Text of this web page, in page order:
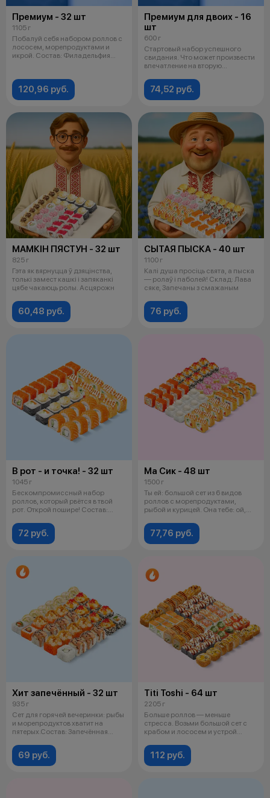
Премиум - 32 шт
1105 г
Побалуй себя набором роллов с
лососем, морепродуктами и
икрой. Состав: Филадельфия
120,96 руб.
Премиум для двоих - 16
шт
600 г
Стартовый набор успешного
свидания. Что может произвести
впечатление на вторую
74,52 руб.
МАМКIН ПЯСТУН - 32 шт
825 г
Гэта як вярнуцца ў дзяцінства,
толькі замест кашкі і запяканкі
цябе чакаюць ролы. Асцярожн
60,48 руб.
СЫТАЯ ПЫСКА - 40 шт
1100 г
Калі душа просіць свята, а пыска
— ролаў і паболей! Склад: Лава
сяке, Запечаны з смажаным
76 руб.
В рот - и точка! - 32 шт
1045 г
Бескомпромиссный набор
роллов, который рвётся в твой
рот. Открой пошире! Состав:
72 руб.
Ма Сик - 48 шт
1500 г
Ты ей: большой сет из 6 видов
роллов с морепродуктами,
рыбой и курицей. Она тебе: ой,
77,76 руб.
Хит запечённый - 32 шт
935 г
Сет для горячей вечеринки: рыбы
и морепродуктов хватит на
пятерых.Состав: Запечённая
69 руб.
Titi Toshi - 64 шт
2205 г
Больше роллов — меньше
стресса. Возьми большой сет с
крабом и лососем и устрой
112 руб.